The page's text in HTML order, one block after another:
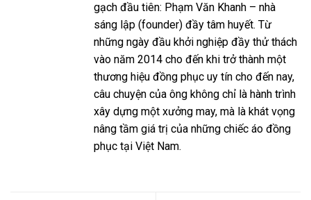
gạch đầu tiên: Phạm Văn Khanh – nhà
sáng lập (founder) đầy tâm huyết. Từ
những ngày đầu khởi nghiệp đầy thử thách
vào năm 2014 cho đến khi trở thành một
thương hiệu đồng phục uy tín cho đến nay,
câu chuyện của ông không chỉ là hành trình
xây dựng một xưởng may, mà là khát vọng
nâng tầm giá trị của những chiếc áo đồng
phục tại Việt Nam.